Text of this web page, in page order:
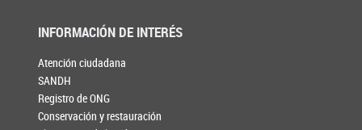
INFORMACIÓN DE INTERÉS
Atención ciudadana
SANDH
Registro de ONG
Conservación y restauración